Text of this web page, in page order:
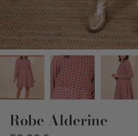
Robe Alderine